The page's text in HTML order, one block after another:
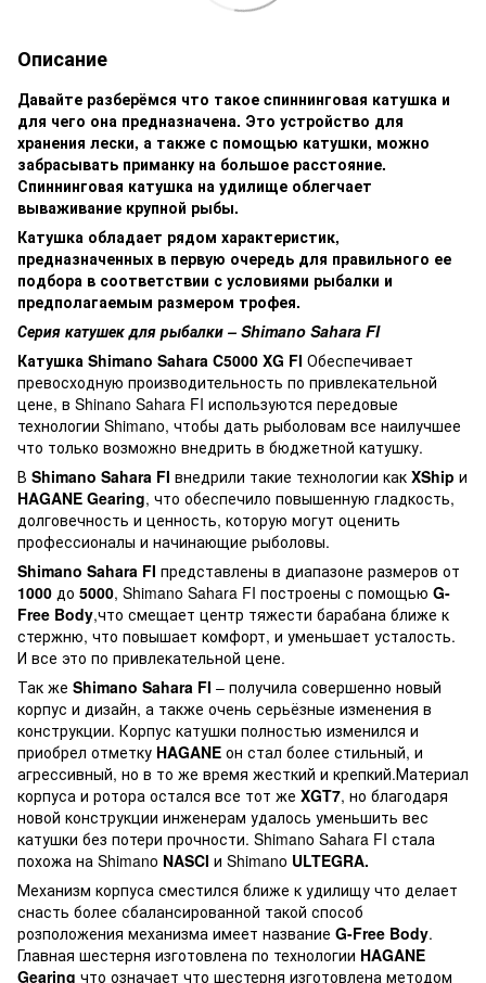
Описание
Давайте разберёмся что такое cпиннинговая катушка и
для чего она предназначена. Это устройство для
хранения лески, а также с помощью катушки, можно
забрасывать приманку на большое расстояние.
Спиннинговая катушка на удилище облегчает
вываживание крупной рыбы.
Катушка обладает рядом характеристик,
предназначенных в первую очередь для правильного ее
подбора в соответствии с условиями рыбалки и
предполагаемым размером трофея.
Серия катушек для рыбалки – Shimano Sahara FI
Катушка Shimano Sahara C5000 XG FI Обеспечивает
превосходную производительность по привлекательной
цене, в Shinano Sahara FI используются передовые
технологии Shimano, чтобы дать рыболовам все наилучшее
что только возможно внедрить в бюджетной катушку.
В Shimano Sahara FI внедрили такие технологии как XShip и
HAGANE Gearing, что обеспечило повышенную гладкость,
долговечность и ценность, которую могут оценить
профессионалы и начинающие рыболовы.
Shimano Sahara FI представлены в диапазоне размеров от
1000 до 5000, Shimano Sahara FI построены с помощью G-
Free Body,что смещает центр тяжести барабана ближе к
стержню, что повышает комфорт, и уменьшает усталость.
И все это по привлекательной цене.
Так же Shimano Sahara FI – получила совершенно новый
корпус и дизайн, а также очень серьёзные изменения в
конструкции. Корпус катушки полностью изменился и
приобрел отметку HAGANE он стал более стильный, и
агрессивный, но в то же время жесткий и крепкий.Материал
корпуса и ротора остался все тот же XGT7, но благодаря
новой конструкции инженерам удалось уменьшить вес
катушки без потери прочности. Shimano Sahara FI стала
похожа на Shimano NASCI и Shimano ULTEGRA.
Механизм корпуса сместился ближе к удилищу что делает
снасть более сбалансированной такой способ
розположения механизма имеет название G-Free Body.
Главная шестерня изготовлена по технологии HAGANE
Gearing что означает что шестерня изготовлена методом